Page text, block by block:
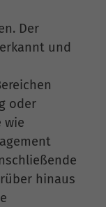
Der
und
oder
wie
hinaus